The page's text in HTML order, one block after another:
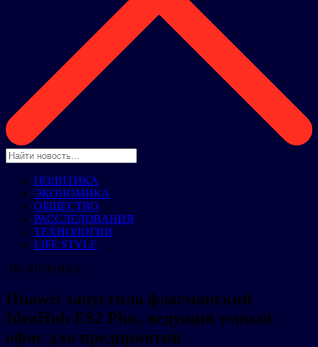
ПОЛИТИКА
ЭКОНОМИКА
ОБЩЕСТВО
РАССЛЕДОВАНИЯ
ТЕХНОЛОГИИ
LIFE STYLE
ЭКОНОМИКА
Huawei запустила флагманский
IdeaHub ES2 Plus, ведущий умный
офис для предприятий